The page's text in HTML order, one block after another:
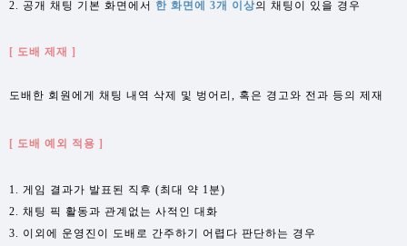
2. 공개 채팅 기본 화면에서 한 화면에 3개 이상의 채팅이 있을 경우
[ 도배 제재 ]
도배한 회원에게 채팅 내역 삭제 및 벙어리, 혹은 경고와 전과 등의 제재
[ 도배 예외 적용 ]
1. 게임 결과가 발표된 직후 (최대 약 1분)
2. 채팅 픽 활동과 관계없는 사적인 대화
3. 이외에 운영진이 도배로 간주하기 어렵다 판단하는 경우